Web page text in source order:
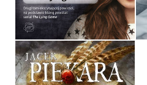
34,90 ZŁ